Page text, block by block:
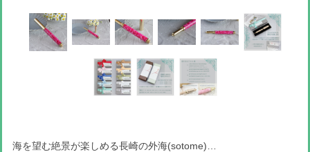
海を望む絶景が楽しめる長崎の外海(sotome)…